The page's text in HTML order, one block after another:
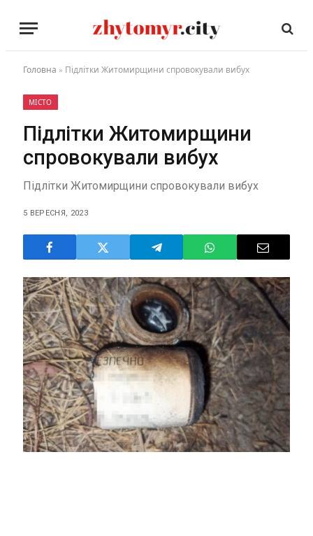
Головна » Підлітки Житомирщини спровокували вибух
МІСТО
Підлітки Житомирщини
спровокували вибух
Підлітки Житомирщини спровокували вибух
5 ВЕРЕСНЯ, 2023